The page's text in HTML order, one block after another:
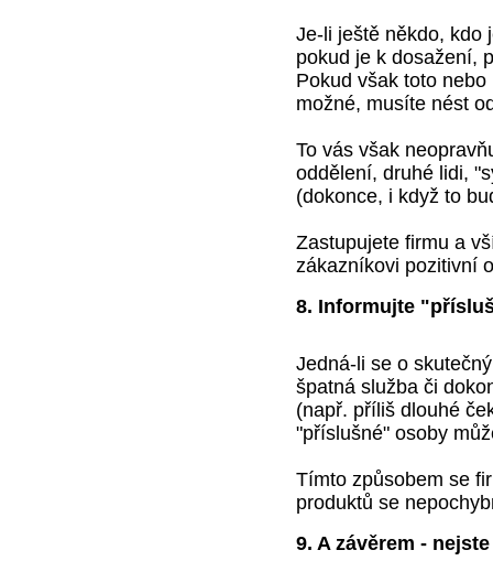
Je-li ještě někdo, kdo
pokud je k dosažení,
Pokud však toto
možné, musíte nést
To vás však
oddělení, druhé lidi,
(dokonce, i když to
Zastupujete firmu a
zákazníkovi pozitivní
8. Informujte
Jedná-li se o
špatná služba či
(např. příliš dlouhé
"příslušné" osoby
Tímto způsobem se
produktů se
9. A závěrem -